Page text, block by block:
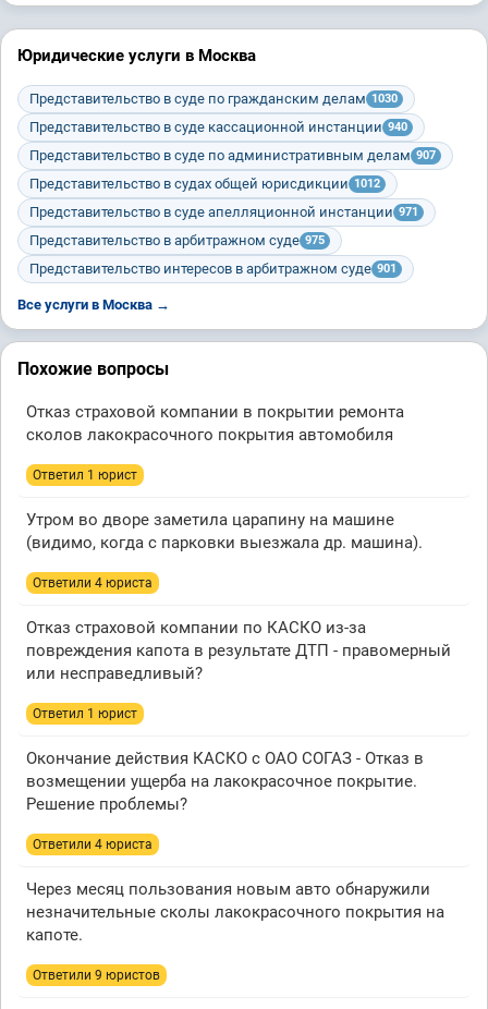
Юридические услуги в Москва
Представительство в суде по гражданским делам 1030
Представительство в суде кассационной инстанции 940
Представительство в суде по административным делам 907
Представительство в судах общей юрисдикции 1012
Представительство в суде апелляционной инстанции 971
Представительство в арбитражном суде 975
Представительство интересов в арбитражном суде 901
Все услуги в Москва →
Похожие вопросы
Отказ страховой компании в покрытии ремонта
сколов лакокрасочного покрытия автомобиля
Ответил 1 юрист
Утром во дворе заметила царапину на машине
(видимо, когда с парковки выезжала др. машина).
Ответили 4 юристa
Отказ страховой компании по КАСКО из-за
повреждения капота в результате ДТП - правомерный
или несправедливый?
Ответил 1 юрист
Окончание действия КАСКО с ОАО СОГАЗ - Отказ в
возмещении ущерба на лакокрасочное покрытие.
Решение проблемы?
Ответили 4 юристa
Через месяц пользования новым авто обнаружили
незначительные сколы лакокрасочного покрытия на
капоте.
Ответили 9 юристов